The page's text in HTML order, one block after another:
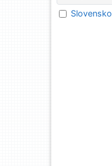
Slovensko